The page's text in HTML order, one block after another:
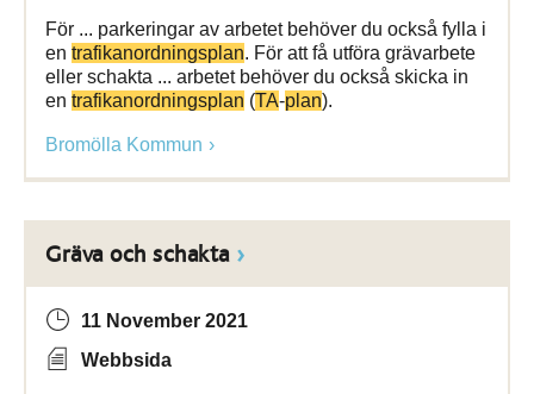
För ... parkeringar av arbetet behöver du också fylla i
en trafikanordningsplan. För att få utföra grävarbete
eller schakta ... arbetet behöver du också skicka in
en trafikanordningsplan (TA-plan).
Bromölla Kommun
Gräva och schakta
11 November 2021
Webbsida